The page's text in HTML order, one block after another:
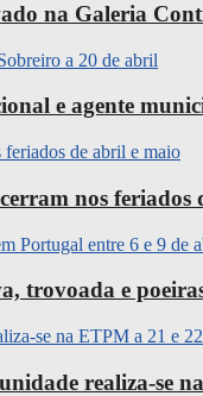
na Galeria
e agente
nos feriados
trovoada e
realiza-se